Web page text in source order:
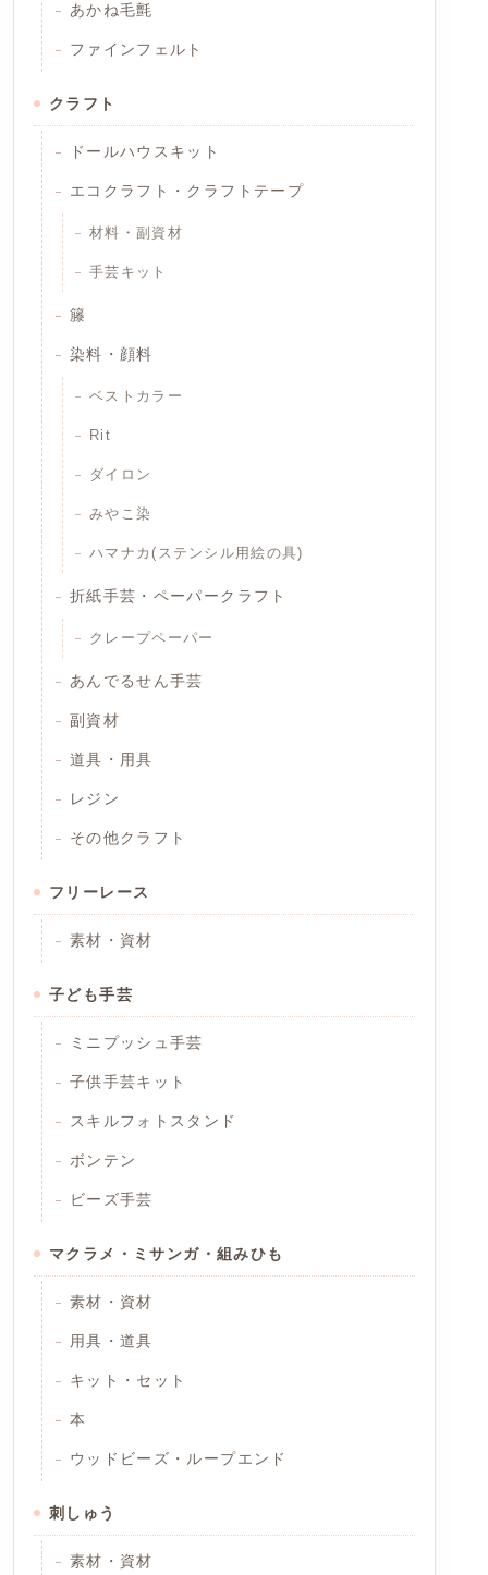
あかね毛氈
ファインフェルト
クラフト
ドールハウスキット
エコクラフト・クラフトテープ
材料・副資材
手芸キット
籐
染料・顔料
ベストカラー
Rit
ダイロン
みやこ染
ハマナカ(ステンシル用絵の具)
折紙手芸・ペーパークラフト
クレープペーパー
あんでるせん手芸
副資材
道具・用具
レジン
その他クラフト
フリーレース
素材・資材
子ども手芸
ミニプッシュ手芸
子供手芸キット
スキルフォトスタンド
ボンテン
ビーズ手芸
マクラメ・ミサンガ・組みひも
素材・資材
用具・道具
キット・セット
本
ウッドビーズ・ループエンド
刺しゅう
素材・資材